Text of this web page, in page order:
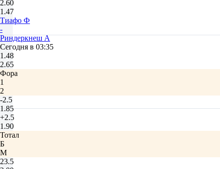
2.60
1.47
Тиафо Ф
-
Риндеркнеш А
Сегодня в 03:35
1.48
2.65
Фора
1
2
-2.5
1.85
+2.5
1.90
Тотал
Б
М
23.5